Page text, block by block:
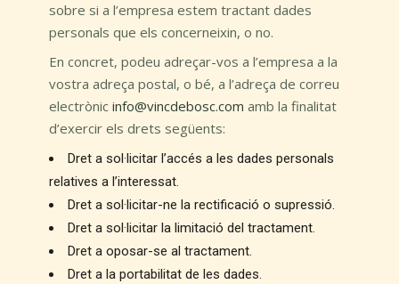
sobre si a l’empresa estem tractant dades
personals que els concerneixin, o no.
En concret, podeu adreçar-vos a l’empresa a la
vostra adreça postal, o bé, a l’adreça de correu
electrònic info@vincdebosc.com amb la finalitat
d’exercir els drets següents:
Dret a sol·licitar l’accés a les dades personals
relatives a l’interessat.
Dret a sol·licitar-ne la rectificació o supressió.
Dret a sol·licitar la limitació del tractament.
Dret a oposar-se al tractament.
Dret a la portabilitat de les dades.